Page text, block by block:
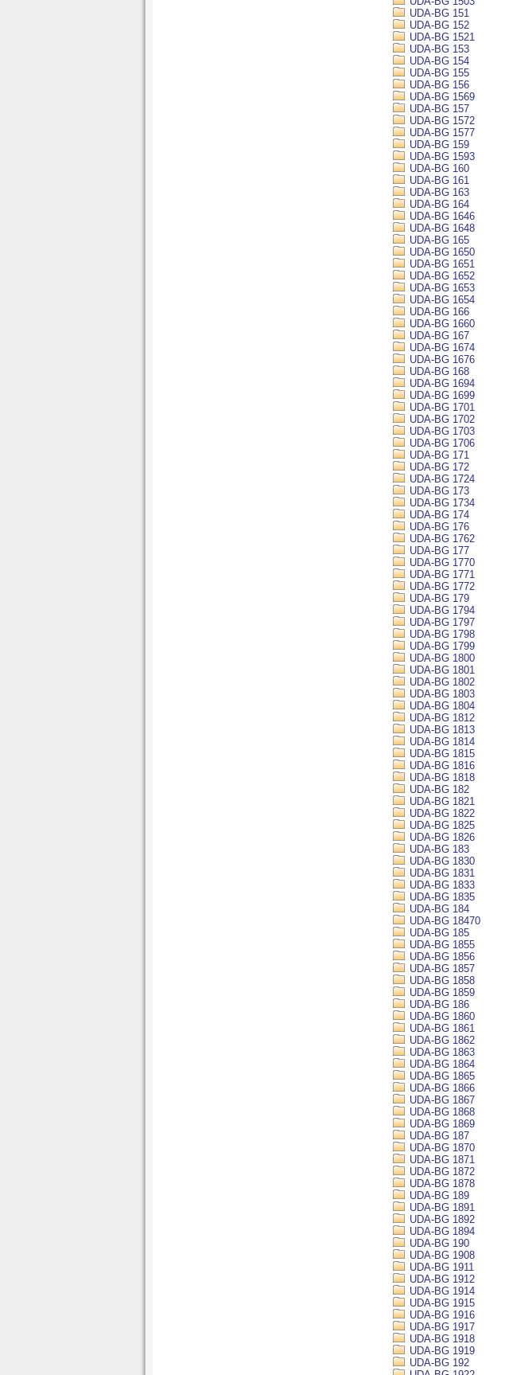
UDA-BG 151
UDA-BG 152
UDA-BG 1521
UDA-BG 153
UDA-BG 154
UDA-BG 155
UDA-BG 156
UDA-BG 1569
UDA-BG 157
UDA-BG 1572
UDA-BG 1577
UDA-BG 159
UDA-BG 1593
UDA-BG 160
UDA-BG 161
UDA-BG 163
UDA-BG 164
UDA-BG 1646
UDA-BG 1648
UDA-BG 165
UDA-BG 1650
UDA-BG 1651
UDA-BG 1652
UDA-BG 1653
UDA-BG 1654
UDA-BG 166
UDA-BG 1660
UDA-BG 167
UDA-BG 1674
UDA-BG 1676
UDA-BG 168
UDA-BG 1694
UDA-BG 1699
UDA-BG 1701
UDA-BG 1702
UDA-BG 1703
UDA-BG 1706
UDA-BG 171
UDA-BG 172
UDA-BG 1724
UDA-BG 173
UDA-BG 1734
UDA-BG 174
UDA-BG 176
UDA-BG 1762
UDA-BG 177
UDA-BG 1770
UDA-BG 1771
UDA-BG 1772
UDA-BG 179
UDA-BG 1794
UDA-BG 1797
UDA-BG 1798
UDA-BG 1799
UDA-BG 1800
UDA-BG 1801
UDA-BG 1802
UDA-BG 1803
UDA-BG 1804
UDA-BG 1812
UDA-BG 1813
UDA-BG 1814
UDA-BG 1815
UDA-BG 1816
UDA-BG 1818
UDA-BG 182
UDA-BG 1821
UDA-BG 1822
UDA-BG 1825
UDA-BG 1826
UDA-BG 183
UDA-BG 1830
UDA-BG 1831
UDA-BG 1833
UDA-BG 1835
UDA-BG 184
UDA-BG 18470
UDA-BG 185
UDA-BG 1855
UDA-BG 1856
UDA-BG 1857
UDA-BG 1858
UDA-BG 1859
UDA-BG 186
UDA-BG 1860
UDA-BG 1861
UDA-BG 1862
UDA-BG 1863
UDA-BG 1864
UDA-BG 1865
UDA-BG 1866
UDA-BG 1867
UDA-BG 1868
UDA-BG 1869
UDA-BG 187
UDA-BG 1870
UDA-BG 1871
UDA-BG 1872
UDA-BG 1878
UDA-BG 189
UDA-BG 1891
UDA-BG 1892
UDA-BG 1894
UDA-BG 190
UDA-BG 1908
UDA-BG 1911
UDA-BG 1912
UDA-BG 1914
UDA-BG 1915
UDA-BG 1916
UDA-BG 1917
UDA-BG 1918
UDA-BG 1919
UDA-BG 192